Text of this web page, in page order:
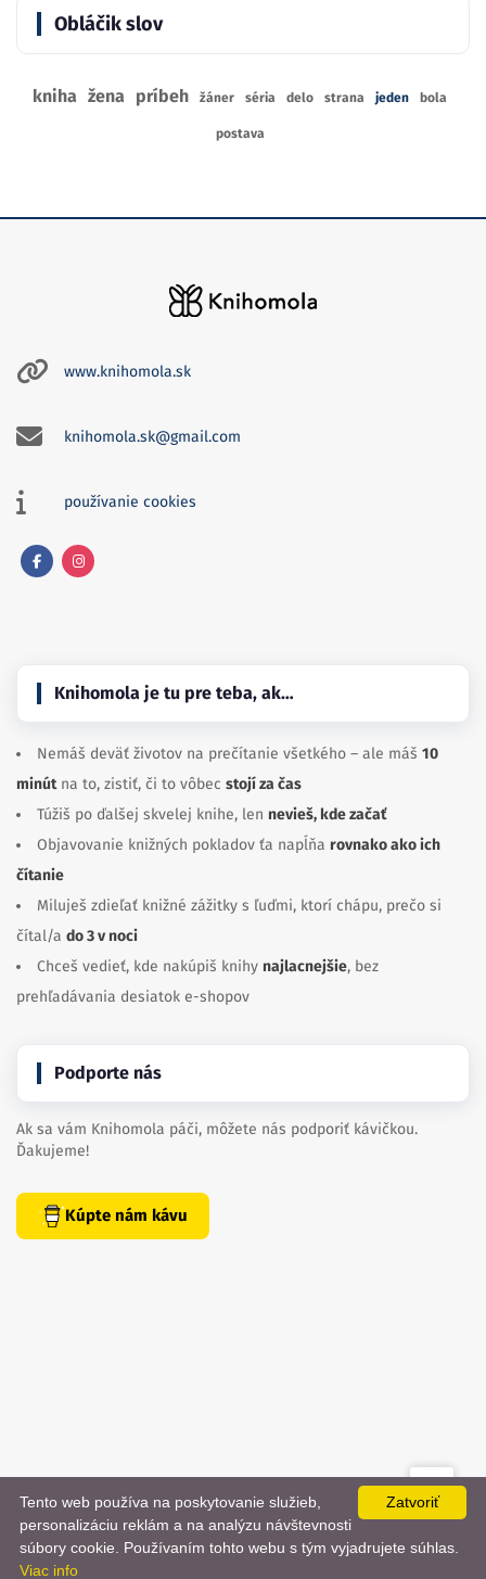
Obláčik slov
kniha žena príbeh žáner séria delo strana jeden bola
postava
www.knihomola.sk
knihomola.sk@gmail.com
používanie cookies
Knihomola je tu pre teba, ak…
Nemáš deväť životov na prečítanie všetkého – ale máš 10
minútna to, zistiť, či to vôbec stojí za čas
Túžiš po ďalšej skvelej knihe, len nevieš, kde začať
Objavovanie knižných pokladov ťa napĺňa rovnako ako ich
čítanie
Miluješ zdieľať knižné zážitky s ľuďmi, ktorí chápu, prečo si
čítal/a do 3 v noci
Chceš vedieť, kde nakúpiš knihy najlacnejšie, bez
prehľadávania desiatok e-shopov
Podporte nás
Ak sa vám Knihomola páči, môžete nás podporiť kávičkou.
Ďakujeme!
Kúpte nám kávu
created bydanielhrenak.sk
📨
Zatvoriť
Tento web používa na poskytovanie služieb,
personalizáciu reklám a na analýzu návštevnosti
súbory cookie. Používaním tohto webu s tým vyjadrujete súhlas.
Viac info